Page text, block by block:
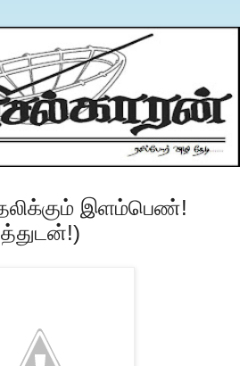
இளம்பெண்!